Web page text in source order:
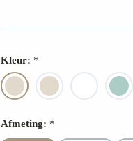
Hoogste materiaalkwaliteit
Kleur: *
Afmeting: *